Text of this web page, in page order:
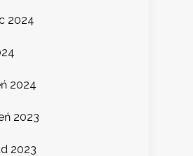
2024
2024
2023
2023